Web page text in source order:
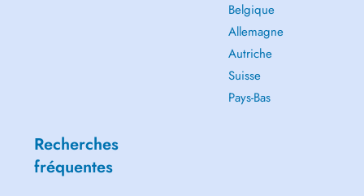
Belgique
Allemagne
Autriche
Suisse
Pays-Bas
Recherches
fréquentes